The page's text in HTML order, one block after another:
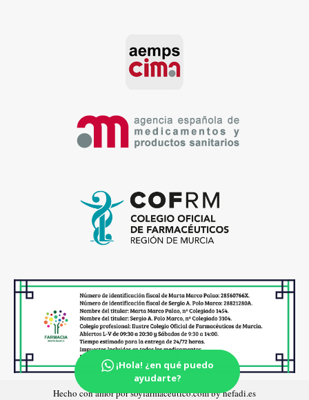
¡Hola! ¿en qué puedo
ayudarte?
Hecho con amor por soyfarmaceutico.com by hefadi.es